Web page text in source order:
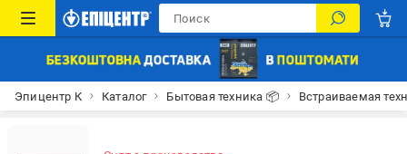
Эпицентр К Каталог Бытовая техника 📦 Встраиваемая